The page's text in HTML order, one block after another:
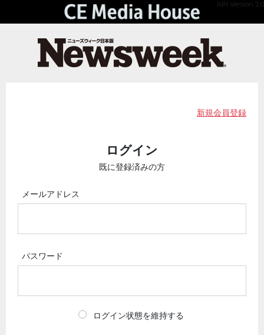
API Version 2.0
新規会員登録
ログイン
既に登録済みの方
メールアドレス
パスワード
ログイン状態を維持する